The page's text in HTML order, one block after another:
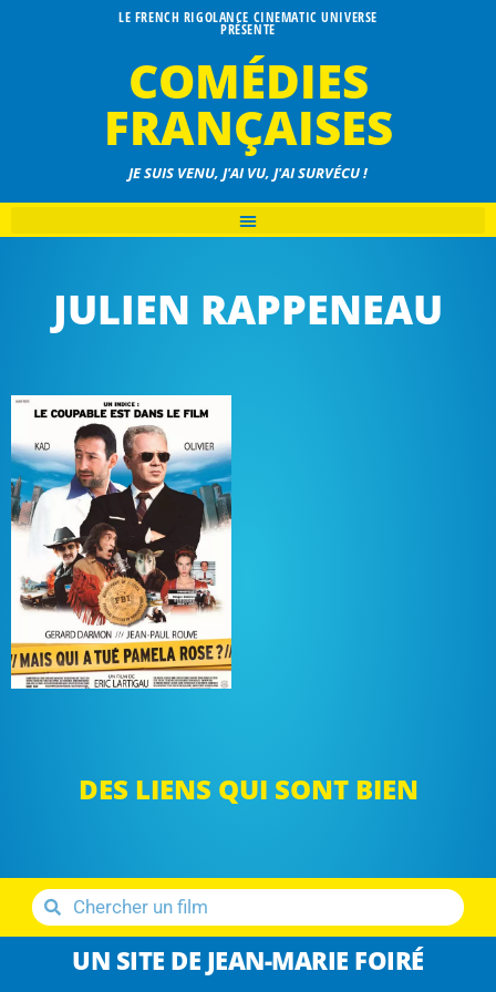
LE FRENCH RIGOLANCE CINEMATIC UNIVERSE
PRÉSENTE
COMÉDIES
FRANÇAISES
JE SUIS VENU, J'AI VU, J'AI SURVÉCU !
JULIEN RAPPENEAU
DES LIENS QUI SONT BIEN
UN SITE DE JEAN-MARIE FOIRÉ